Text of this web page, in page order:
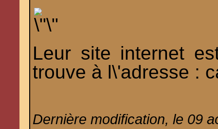
Leur site internet
trouve à l\'adresse :
Dernière modification, le 09